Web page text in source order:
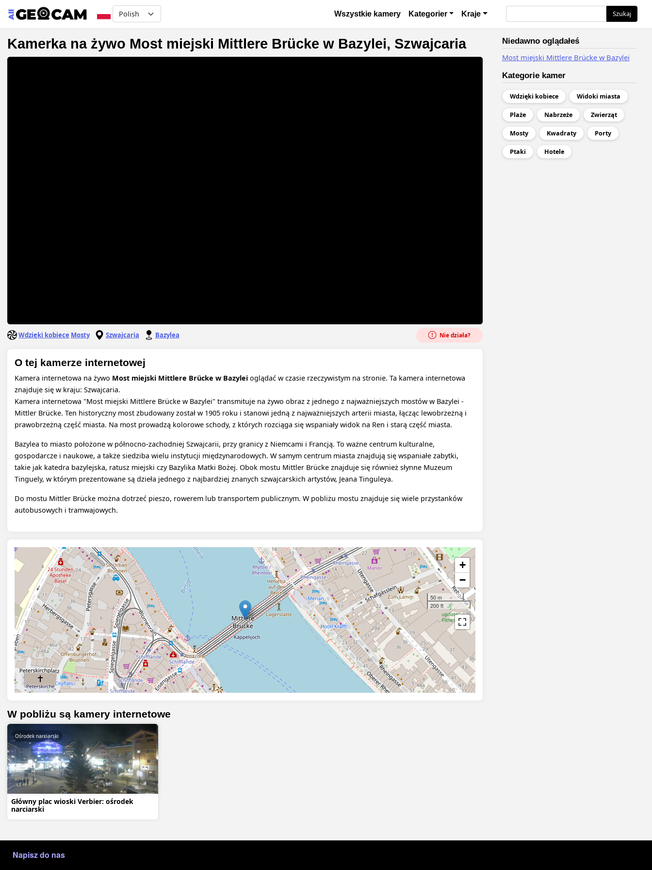
Select your language Основная навигация
Wszystkie kamery Kategorier Kraje Szukaj
Kamerka na żywo Most miejski Mittlere Brücke w Bazylei, Szwajcaria
Wdzięki kobiece Mosty Szwajcaria Bazylea Nie działa?
O tej kamerze internetowej
Kamera internetowa na żywo Most miejski Mittlere Brücke w Bazylei oglądać w czasie rzeczywistym na stronie. Ta kamera internetowa
znajduje się w kraju: Szwajcaria.
Kamera internetowa "Most miejski Mittlere Brücke w Bazylei" transmituje na żywo obraz z jednego z najważniejszych mostów w Bazylei -
Mittler Brücke. Ten historyczny most zbudowany został w 1905 roku i stanowi jedną z najważniejszych arterii miasta, łącząc lewobrzeżną i
prawobrzeżną część miasta. Na most prowadzą kolorowe schody, z których rozciąga się wspaniały widok na Ren i starą część miasta.
Bazylea to miasto położone w północno-zachodniej Szwajcarii, przy granicy z Niemcami i Francją. To ważne centrum kulturalne,
gospodarcze i naukowe, a także siedziba wielu instytucji międzynarodowych. W samym centrum miasta znajdują się wspaniałe zabytki,
takie jak katedra bazylejska, ratusz miejski czy Bazylika Matki Bożej. Obok mostu Mittler Brücke znajduje się również słynne Muzeum
Tinguely, w którym prezentowane są dzieła jednego z najbardziej znanych szwajcarskich artystów, Jeana Tinguleya.
Do mostu Mittler Brücke można dotrzeć pieszo, rowerem lub transportem publicznym. W pobliżu mostu znajduje się wiele przystanków
autobusowych i tramwajowych.
+
−
50 m
200 ft
W pobliżu są kamery internetowe
Główny plac wioski Verbier: ośrodek
narciarski
Ośrodek narciarski
Niedawno oglądałeś
Most miejski Mittlere Brücke w Bazylei
Kategorie kamer
Wdzięki kobiece Widoki miasta
Plaże Nabrzeże Zwierząt
Mosty Kwadraty Porty
Ptaki Hotele
Napisz do nas